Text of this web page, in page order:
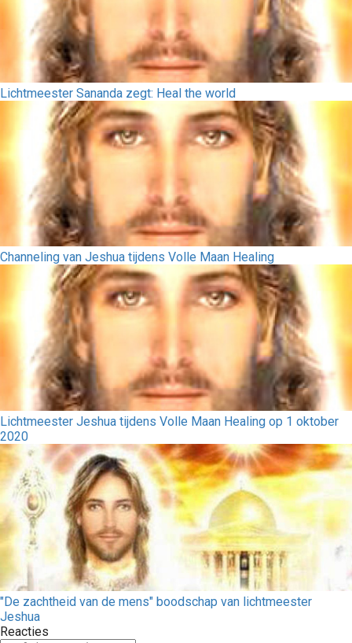
Lichtmeester Sananda zegt: Heal the world
Channeling van Jeshua tijdens Volle Maan Healing
Lichtmeester Jeshua tijdens Volle Maan Healing op 1 oktober
2020
"De zachtheid van de mens" boodschap van lichtmeester
Jeshua
Reacties